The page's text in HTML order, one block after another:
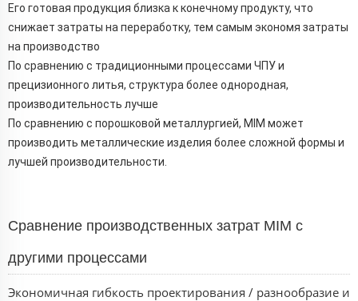
Его готовая продукция близка к конечному продукту, что
снижает затраты на переработку, тем самым экономя затраты
на производство
По сравнению с традиционными процессами ЧПУ и
прецизионного литья, структура более однородная,
производительность лучше
По сравнению с порошковой металлургией, MIM может
производить металлические изделия более сложной формы и
лучшей производительности.
Сравнение производственных затрат MIM с
другими процессами
Экономичная гибкость проектирования / разнообразие и